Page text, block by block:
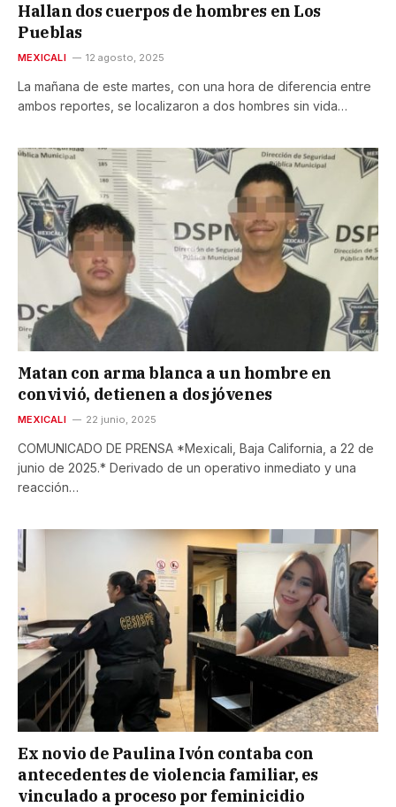
Hallan dos cuerpos de hombres en Los
Pueblas
MEXICALI 12 agosto, 2025
La mañana de este martes, con una hora de diferencia entre
ambos reportes, se localizaron a dos hombres sin vida…
Matan con arma blanca a un hombre en
convivió, detienen a dos jóvenes
MEXICALI 22 junio, 2025
COMUNICADO DE PRENSA *Mexicali, Baja California, a 22 de
junio de 2025.* Derivado de un operativo inmediato y una
reacción…
Ex novio de Paulina Ivón contaba con
antecedentes de violencia familiar, es
vinculado a proceso por feminicidio